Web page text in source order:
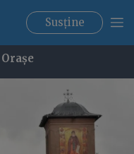
Susține
Orașe